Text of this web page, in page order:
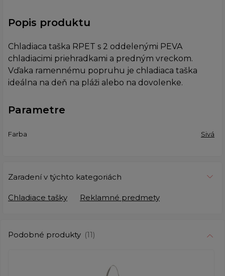
Popis produktu
Chladiaca taška RPET s 2 oddelenými PEVA
chladiacimi priehradkami a predným vreckom.
Vďaka ramennému popruhu je chladiaca taška
ideálna na deň na pláži alebo na dovolenke.
Parametre
Farba Sivá
Zaradení v týchto kategoriách
Chladiace tašky Reklamné predmety
Podobné produkty (11)